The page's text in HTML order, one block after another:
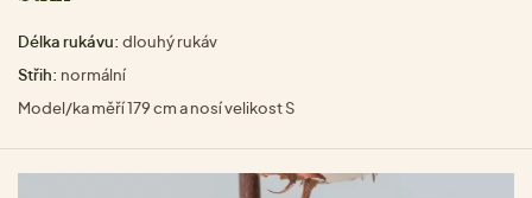
Délka rukávu: dlouhý rukáv
Střih: normální
Model/ka měří 179 cm a nosí velikost S